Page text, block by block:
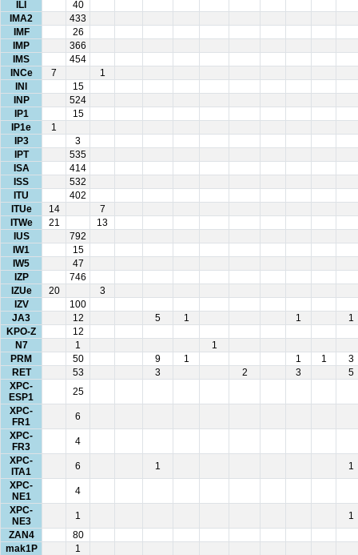
ILI
40
IMA2
433
IMF
26
IMP
366
IMS
454
INCe
7
1
INI
15
INP
524
IP1
15
IP1e
1
IP3
3
IPT
535
ISA
414
ISS
532
ITU
402
ITUe
14
7
ITWe
21
13
IUS
792
IW1
15
IW5
47
IZP
746
IZUe
20
3
IZV
100
JA3
12 5 1 1
1
KPO-Z
12
N7
1
1
PRM
50 9 1 1 1
3
RET
53 3 2 3
5
XPC-
ESP1
25
XPC-
FR1
6
XPC-
FR3
4
XPC-
ITA1
6 1
1
XPC-
NE1
4
XPC-
NE3
1
1
ZAN4
80
mak1P
1